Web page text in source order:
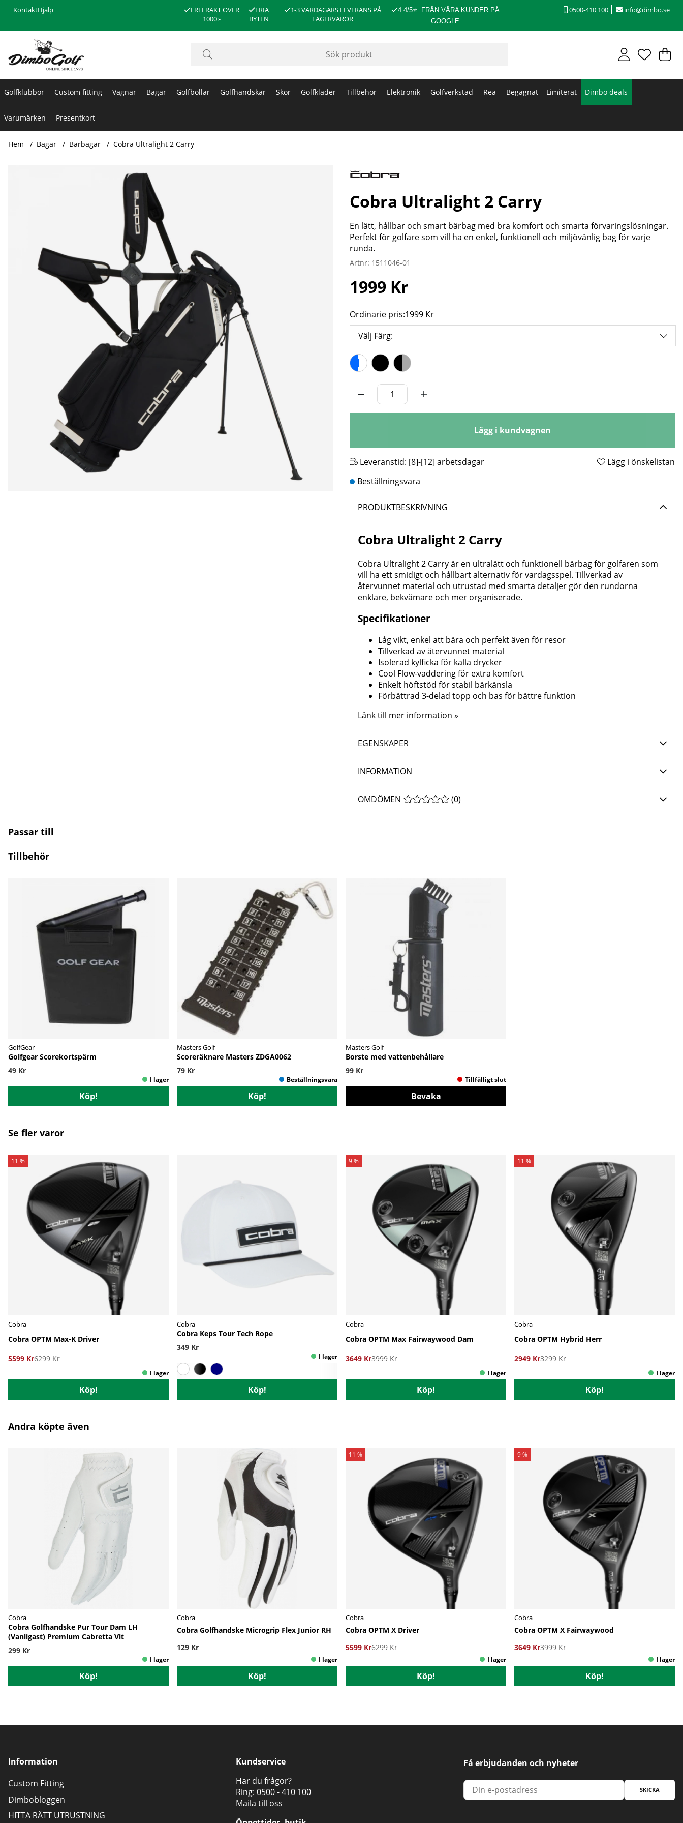
KontaktHjälp
FRI FRAKT ÖVER
1000:-
FRIA
BYTEN
1-3 VARDAGARS LEVERANS PÅ
LAGERVAROR
4.4/5⭐
FRÅN VÅRA KUNDER PÅ
GOOGLE
0500-410 100 info@dimbo.se
.
Golfklubbor Custom fitting Vagnar Bagar Golfbollar Golfhandskar Skor Golfkläder Tillbehör Elektronik Golfverkstad Rea Begagnat Limiterat Dimbo deals
Varumärken Presentkort
Hem Bagar Bärbagar Cobra Ultralight 2 Carry
Produktbilder Cobra Ultralight 2 Carry
Cobra Ultralight 2 Carry
En lätt, hållbar och smart bärbag med bra komfort och smarta förvaringslösningar.
Perfekt för golfare som vill ha en enkel, funktionell och miljövänlig bag för varje
runda.
Artnr: 1511046-01
1999 Kr
Ordinarie pris:1999 Kr
Välj Färg:
Lägg i kundvagnen
Leveranstid: [8]-[12] arbetsdagar Lägg i önskelistan
PRODUKTBESKRIVNING
Cobra Ultralight 2 Carry
Cobra Ultralight 2 Carry är en ultralätt och funktionell bärbag för golfaren som
vill ha ett smidigt och hållbart alternativ för vardagsspel. Tillverkad av
återvunnet material och utrustad med smarta detaljer gör den rundorna
enklare, bekvämare och mer organiserade.
Specifikationer
Låg vikt, enkel att bära och perfekt även för resor
Tillverkad av återvunnet material
Isolerad kylficka för kalla drycker
Cool Flow-vaddering för extra komfort
Enkelt höftstöd för stabil bärkänsla
Förbättrad 3-delad topp och bas för bättre funktion
Länk till mer information »
EGENSKAPER
INFORMATION
OMDÖMEN MEDELBETYG 0 AV 5 ANTAL BETYG 0
(0)
Passar till
Tillbehör
GolfGear
Golfgear Scorekortspärm
49 Kr
Köp!
Masters Golf
Scoreräknare Masters ZDGA0062
79 Kr
Köp!
Masters Golf
Borste med vattenbehållare
99 Kr
Bevaka
Se fler varor
11 %
Cobra
Cobra OPTM Max-K Driver
5599 Kr6299 Kr
Köp!
Cobra
Cobra Keps Tour Tech Rope
349 Kr
Köp!
9 %
Cobra
Cobra OPTM Max Fairwaywood Dam
3649 Kr3999 Kr
Köp!
11 %
Cobra
Cobra OPTM Hybrid Herr
2949 Kr3299 Kr
Köp!
Andra köpte även
Cobra
Cobra Golfhandske Pur Tour Dam LH
(Vanligast) Premium Cabretta Vit
299 Kr
Köp!
Cobra
Cobra Golfhandske Microgrip Flex Junior RH
129 Kr
Köp!
11 %
Cobra
Cobra OPTM X Driver
5599 Kr6299 Kr
Köp!
9 %
Cobra
Cobra OPTM X Fairwaywood
3649 Kr3999 Kr
Köp!
Information
Custom Fitting
Dimbobloggen
HITTA RÄTT UTRUSTNING
Kundservice
Har du frågor?
Ring: 0500 - 410 100
Maila till oss
Få erbjudanden och nyheter
SKICKA